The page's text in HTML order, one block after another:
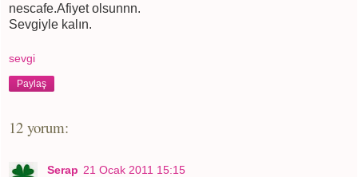
nescafe.Afiyet olsunnn.
Sevgiyle kalın.
sevgi
Paylaş
12 yorum:
Serap 21 Ocak 2011 15:15